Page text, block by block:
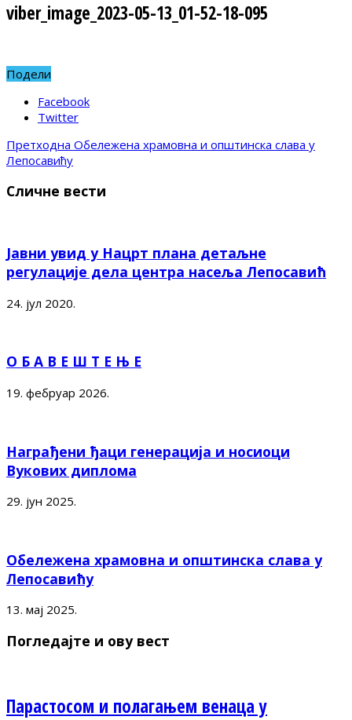
viber_image_2023-05-13_01-52-18-095
Подели
Facebook
Twitter
Претходна Обележена храмовна и општинска слава у
Лепосавићу
Сличне вести
Јавни увид у Нацрт плана детаљне
регулације дела центра насеља Лепосавић
24. јул 2020.
О Б А В Е Ш Т Е Њ Е
19. фебруар 2026.
Награђени ђаци генерација и носиоци
Вукових диплома
29. јун 2025.
Обележена храмовна и општинска слава у
Лепосавићу
13. мај 2025.
Погледајте и ову вест
Парастосом и полагањем венаца у